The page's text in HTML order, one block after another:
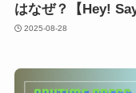
はなぜ？【Hey!
2025-08-28